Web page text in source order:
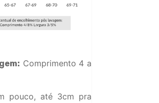
Comprimento 4 a
pouco, até 3cm pra